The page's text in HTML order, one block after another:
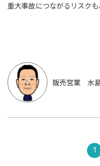
重大事故につながるリス
販売営業 水
1